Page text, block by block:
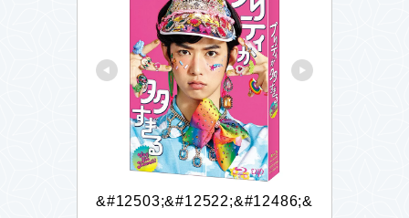
&#12503;&#12522;&#12486;&